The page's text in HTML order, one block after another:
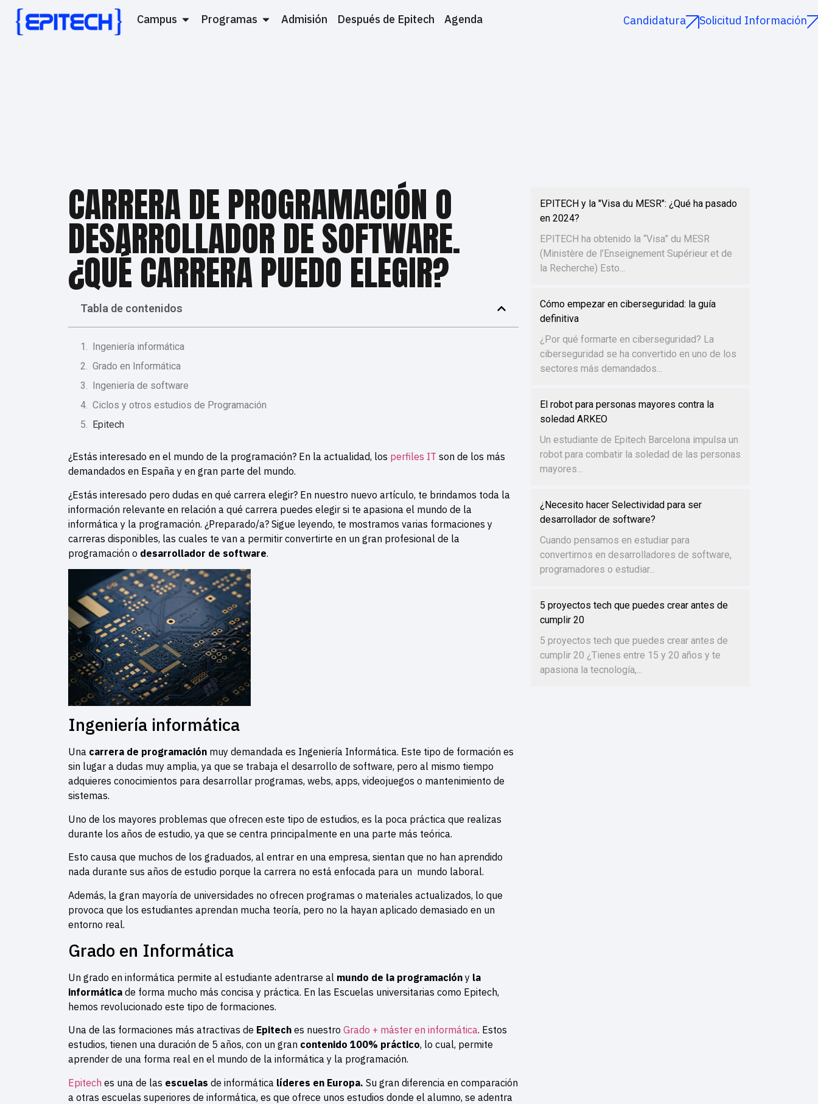
Campus Programas Admisión Después de Epitech Agenda Candidatura Solicitud Información
CARRERA DE PROGRAMACIÓN O
DESARROLLADOR DE SOFTWARE.
¿QUÉ CARRERA PUEDO ELEGIR?
Tabla de contenidos
Ingeniería informática
Grado en Informática
Ingeniería de software
Ciclos y otros estudios de Programación
Epitech
¿Estás interesado en el mundo de la programación? En la actualidad, los perfiles IT son de los más
demandados en España y en gran parte del mundo.
¿Estás interesado pero dudas en qué carrera elegir? En nuestro nuevo artículo, te brindamos toda la
información relevante en relación a qué carrera puedes elegir si te apasiona el mundo de la
informática y la programación. ¿Preparado/a? Sigue leyendo, te mostramos varias formaciones y
carreras disponibles, las cuales te van a permitir convertirte en un gran profesional de la
programación o desarrollador de software.
Ingeniería informática
Una carrera de programación muy demandada es Ingeniería Informática. Este tipo de formación es
sin lugar a dudas muy amplia, ya que se trabaja el desarrollo de software, pero al mismo tiempo
adquieres conocimientos para desarrollar programas, webs, apps, videojuegos o mantenimiento de
sistemas.
Uno de los mayores problemas que ofrecen este tipo de estudios, es la poca práctica que realizas
durante los años de estudio, ya que se centra principalmente en una parte más teórica.
Esto causa que muchos de los graduados, al entrar en una empresa, sientan que no han aprendido
nada durante sus años de estudio porque la carrera no está enfocada para un mundo laboral.
Además, la gran mayoría de universidades no ofrecen programas o materiales actualizados, lo que
provoca que los estudiantes aprendan mucha teoría, pero no la hayan aplicado demasiado en un
entorno real.
Grado en Informática
Un grado en informática permite al estudiante adentrarse al mundo de la programación y la
informática de forma mucho más concisa y práctica. En las Escuelas universitarias como Epitech,
hemos revolucionado este tipo de formaciones.
Una de las formaciones más atractivas de Epitech es nuestro Grado + máster en informática. Estos
estudios, tienen una duración de 5 años, con un gran contenido 100% práctico, lo cual, permite
aprender de una forma real en el mundo de la informática y la programación.
Epitech es una de las escuelas de informática líderes en Europa. Su gran diferencia en comparación
a otras escuelas superiores de informática, es que ofrece unos estudios donde el alumno, se adentra
EPITECH y la "Visa du MESR": ¿Qué ha pasado
en 2024?
EPITECH ha obtenido la “Visa” du MESR
(Ministère de l’Enseignement Supérieur et de
la Recherche) Esto...
Cómo empezar en ciberseguridad: la guía
definitiva
¿Por qué formarte en ciberseguridad? La
ciberseguridad se ha convertido en uno de los
sectores más demandados...
El robot para personas mayores contra la
soledad ARKEO
Un estudiante de Epitech Barcelona impulsa un
robot para combatir la soledad de las personas
mayores...
¿Necesito hacer Selectividad para ser
desarrollador de software?
Cuando pensamos en estudiar para
convertirnos en desarrolladores de software,
programadores o estudiar...
5 proyectos tech que puedes crear antes de
cumplir 20
5 proyectos tech que puedes crear antes de
cumplir 20 ¿Tienes entre 15 y 20 años y te
apasiona la tecnología,...